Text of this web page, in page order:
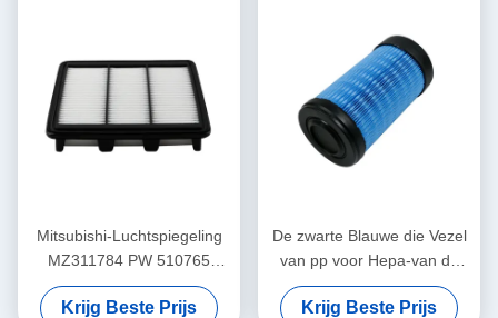
Mitsubishi-Luchtspiegeling
MZ311784 PW 510765
Prestaties van de de
Luchtfilter van China de In
Krijg Beste Prijs
De zwarte Blauwe die Vezel
van pp voor Hepa-van de
Auto's Hoge Prestaties van
de Autovrachtwagen de
Krijg Beste Prijs